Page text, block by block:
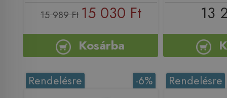
15 989 Ft 15 030 Ft
Kosárba
13
-6%
Rendelésre Rendelésre